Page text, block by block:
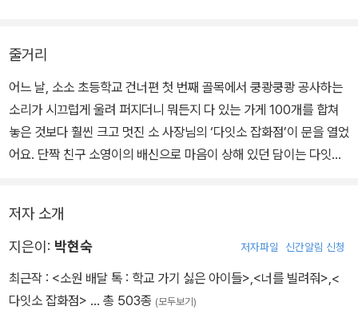
줄거리
어느 날, 소소 초등학교 건너편 첫 번째 골목에서 쿵쾅쿵쾅 공사하는
소리가 시끄럽게 울려 퍼지더니 뭐든지 다 있는 가게 100개를 합쳐
놓은 것보다 훨씬 크고 멋진 소 사장님의 ‘다잇소 잡화점’이 문을 열었
어요. 단짝 친구 소영이의 배신으로 마음이 상해 있던 담이는 다잇소
있을까요? 세상에서 제일 부지런한 사장님이 매일매일 새로운 물건
을 채워 놓고 여러분을 기다리는 곳! 마음과 마음을 이어 주는 특별한
저자 소개
지은이: 박현숙 저자파일 신간알림 신청
최근작 : <소원 배달 톡 : 학교 가기 싫은 아이들>,<너를 빌려줘>,<
다잇소 잡화점> … 총 503종 (모두보기)